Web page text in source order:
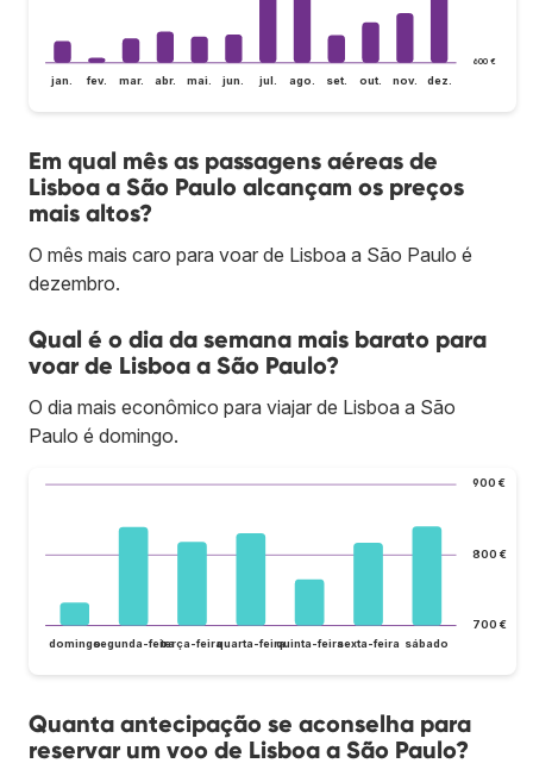
600 €
jan. fev. mar. abr. mai. jun. jul. ago. set. out. nov. dez.
Em qual mês as passagens aéreas de
Lisboa a São Paulo alcançam os preços
mais altos?
O mês mais caro para voar de Lisboa a São Paulo é
dezembro.
Qual é o dia da semana mais barato para
voar de Lisboa a São Paulo?
O dia mais econômico para viajar de Lisboa a São
Paulo é domingo.
700 €
800 €
900 €
domingosegunda-feiraterça-feiraquarta-feiraquinta-feirasexta-feira sábado
Quanta antecipação se aconselha para
reservar um voo de Lisboa a São Paulo?